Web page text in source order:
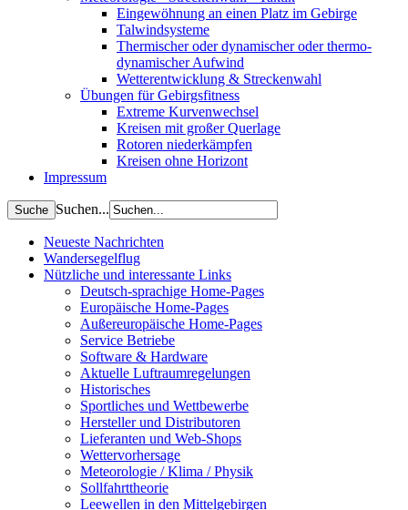
Eingewöhnung an einen Platz im Gebirge
Talwindsysteme
Thermischer oder dynamischer oder thermo-
dynamischer Aufwind
Wetterentwicklung & Streckenwahl
Übungen für Gebirgsfitness
Extreme Kurvenwechsel
Kreisen mit großer Querlage
Rotoren niederkämpfen
Kreisen ohne Horizont
Impressum
Suchen...
Neueste Nachrichten
Wandersegelflug
Nützliche und interessante Links
Deutsch-sprachige Home-Pages
Europäische Home-Pages
Außereuropäische Home-Pages
Service Betriebe
Software & Hardware
Aktuelle Luftraumregelungen
Historisches
Sportliches und Wettbewerbe
Hersteller und Distributoren
Lieferanten und Web-Shops
Wettervorhersage
Meteorologie / Klima / Physik
Sollfahrttheorie
Leewellen in den Mittelgebirgen